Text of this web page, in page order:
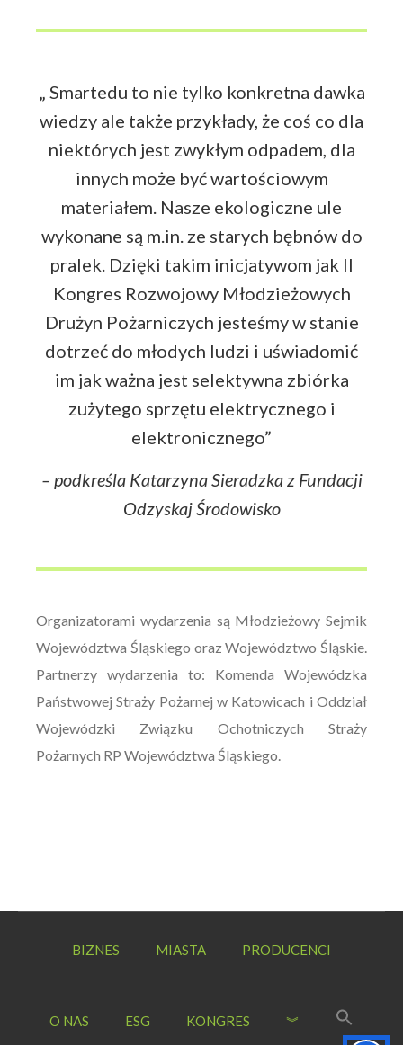
„ Smartedu to nie tylko konkretna dawka
wiedzy ale także przykłady, że coś co dla
niektórych jest zwykłym odpadem, dla
innych może być wartościowym
materiałem. Nasze ekologiczne ule
wykonane są m.in. ze starych bębnów do
pralek. Dzięki takim inicjatywom jak II
Kongres Rozwojowy Młodzieżowych
Drużyn Pożarniczych jesteśmy w stanie
dotrzeć do młodych ludzi i uświadomić
im jak ważna jest selektywna zbiórka
zużytego sprzętu elektrycznego i
elektronicznego”
– podkreśla Katarzyna Sieradzka z Fundacji
Odzyskaj Środowisko
Organizatorami wydarzenia są Młodzieżowy Sejmik
Województwa Śląskiego oraz Województwo Śląskie.
Partnerzy wydarzenia to: Komenda Wojewódzka
Państwowej Straży Pożarnej w Katowicach i Oddział
Wojewódzki Związku Ochotniczych Straży
Pożarnych RP Województwa Śląskiego.
BIZNES MIASTA PRODUCENCI
O NAS ESG KONGRES ︾